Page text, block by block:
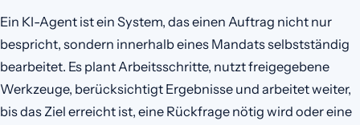
Ein KI-Agent ist ein System, das einen Auftrag nicht nur
bespricht, sondern innerhalb eines Mandats selbstständig
bearbeitet. Es plant Arbeitsschritte, nutzt freigegebene
Werkzeuge, berücksichtigt Ergebnisse und arbeitet weiter,
bis das Ziel erreicht ist, eine Rückfrage nötig wird oder eine